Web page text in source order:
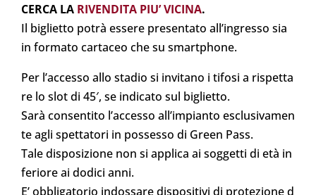
CERCA LA RIVENDITA PIU’ VICINA.
Il biglietto potrà essere presentato all’ingresso sia
in formato cartaceo che su smartphone.
Per l’accesso allo stadio si invitano i tifosi a rispetta
re lo slotdi 45′, se indicato sul biglietto.
Sarà consentito l’accesso all’impianto esclusivamen
teagli spettatori in possesso di Green Pass.
Taledisposizione non si applica ai soggetti di età in
ferioreai dodici anni.
E’obbligatorio indossaredispositivi di protezioned